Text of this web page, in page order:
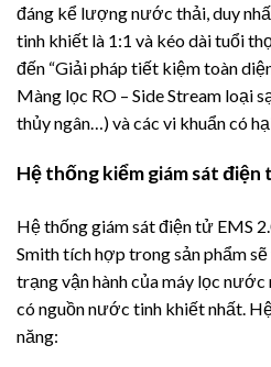
đáng kể lượng nước thải, duy
tinh khiết là 1:1 và kéo dài tuổi
đến “Giải pháp tiết kiệm toàn
Màng lọc RO – Side Stream loại
thủy ngân…) và các vi khuẩn có
Hệ thống kiểm giám sát điện
Hệ thống giám sát điện tử EMS
Smith tích hợp trong sản phẩm
trạng vận hành của máy lọc
có nguồn nước tinh khiết nhất.
năng: